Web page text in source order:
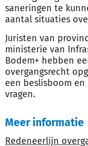
saneringen te
aantal situaties
Juristen van
ministerie van
Bodem+ hebben
overgangsrecht
een beslisboom
vragen.
Meer informatie
Redeneerlijn